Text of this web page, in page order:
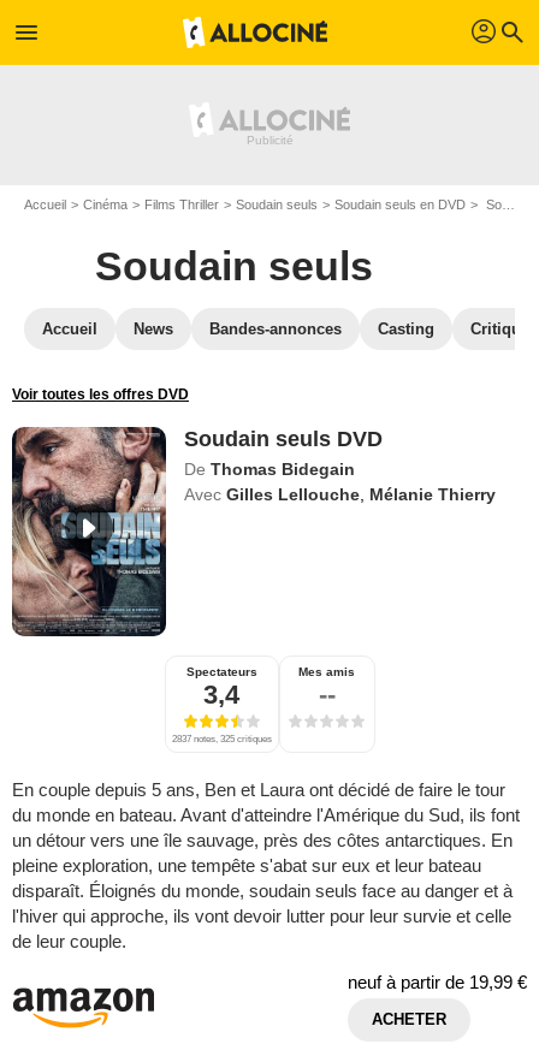
menu profil search
Accueil Cinéma Films Thriller Soudain seuls Soudain seuls en DVD Soudain seuls DVD
Soudain seuls
Accueil News Bandes-annonces Casting
Voir toutes les offres DVD
Soudain seuls DVD
De Thomas Bidegain
Avec Gilles Lellouche Mélanie Thierry
Spectateurs
3,4
2837 notes, 325 critiques
Mes amis
--
En couple depuis 5 ans, Ben et Laura ont décidé de faire le tour
du monde en bateau. Avant d'atteindre l'Amérique du Sud, ils font
un détour vers une île sauvage, près des côtes antarctiques. En
pleine exploration, une tempête s'abat sur eux et leur bateau
disparaît. Éloignés du monde, soudain seuls face au danger et à
l'hiver qui approche, ils vont devoir lutter pour leur survie et celle
de leur couple.
neuf à partir de 19,99 €
ACHETER